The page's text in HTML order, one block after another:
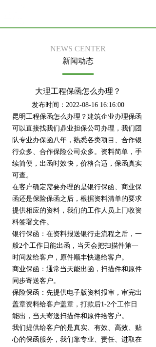
NEWS CENTER
新闻动态
大理工程保函怎么办理？
发布时间：2022-08-16 16:16:00
昆明工程保函怎么办理？建筑企业办理保函
可以直接找我们鼎业担保公司办理，我们团
队专业办保函八年，熟悉各类项目、合作银
行众多、合作保险公司众多。资料简单，手
续简便，出函时效快，价格合适，保函真实
可查。
在客户确定需要办理的是银行保函、商业保
函还是保险保函之后，根据资料清单的要求
提供相应的资料，我们的工作人员上门收资
料签署文件。
银行保函：在资料报送银行走流程之后，一
般2个工作日能出函，当天会把扫描件第一
时间发给客户，原件顺丰快递给客户。
商业保函：通常当天能出函，扫描件和原件
同步寄送客户。
保险保函：先提供电子版资料报审，审完出
盖章资料给客户盖章，打款后1-2个工作日
能出，当天寄送扫描件和原件给客户。
我们提供给客户的是真实、有效、高效、贴
心的保函服务，我们靠专业、责任、进取在